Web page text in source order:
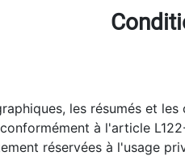
les résumés et
à l'article
réservées à l'usage